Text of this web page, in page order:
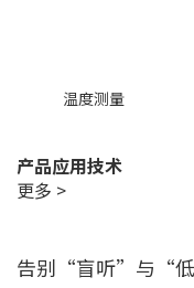
温度测量
产品应用技术
更多 >